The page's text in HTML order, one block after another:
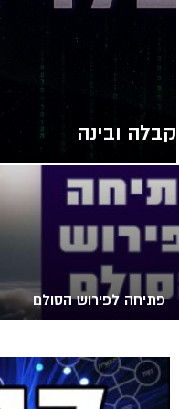
קבלה ובינה
פתיחה לפירוש הסולם